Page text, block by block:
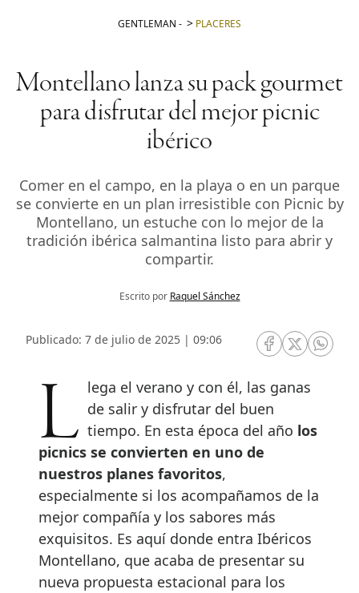
GENTLEMAN - PLACERES
Montellano lanza su pack gourmet
para disfrutar del mejor picnic
ibérico
Comer en el campo, en la playa o en un parque
se convierte en un plan irresistible con Picnic by
Montellano, un estuche con lo mejor de la
tradición ibérica salmantina listo para abrir y
compartir.
Escrito por Raquel Sánchez
Publicado: 7 de julio de 2025 | 09:06
RRSS Facebook
RRSSRRSS
Llega el verano y con él, las ganas de salir y disfrutar del buen
tiempo. En esta época del año los
picnics se convierten en uno de
nuestros planes favoritos,
especialmente si los acompañamos de la
mejor compañía y los sabores más
exquisitos. Es aquí donde entra Ibéricos
Montellano, que acaba de presentar su
nueva propuesta estacional para los